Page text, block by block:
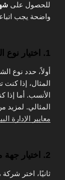
للحصول على
واضحة يجب
1. اختيار نوع الشهادة
أولاً، حدد نوع
المثالي. لمزيد
معايير الإدارة
2. اختيار جهة معتمدة
ثانيًا، اختر